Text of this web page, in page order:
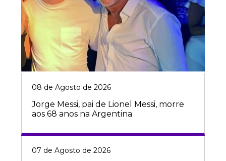
08 de Agosto de 2026
Jorge Messi, pai de Lionel Messi, morre
aos 68 anos na Argentina
07 de Agosto de 2026